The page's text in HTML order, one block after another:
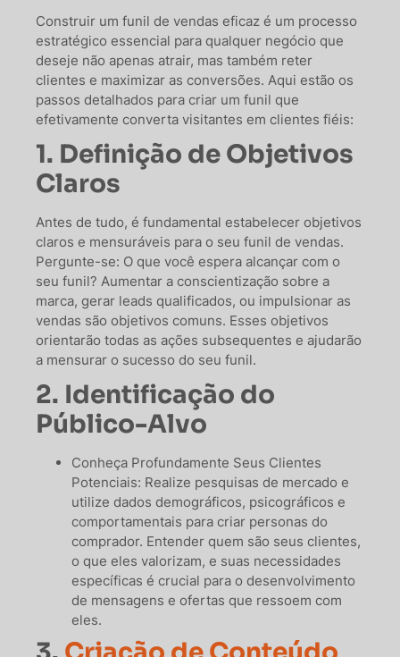
Construir um funil de vendas eficaz é um processo
estratégico essencial para qualquer negócio que
deseje não apenas atrair, mas também reter
clientes e maximizar as conversões. Aqui estão os
passos detalhados para criar um funil que
efetivamente converta visitantes em clientes fiéis:
1. Definição de Objetivos
Claros
Antes de tudo, é fundamental estabelecer objetivos
claros e mensuráveis para o seu funil de vendas.
Pergunte-se: O que você espera alcançar com o
seu funil? Aumentar a conscientização sobre a
marca, gerar leads qualificados, ou impulsionar as
vendas são objetivos comuns. Esses objetivos
orientarão todas as ações subsequentes e ajudarão
a mensurar o sucesso do seu funil.
2. Identificação do
Público-Alvo
Conheça Profundamente Seus Clientes
Potenciais: Realize pesquisas de mercado e
utilize dados demográficos, psicográficos e
comportamentais para criar personas do
comprador. Entender quem são seus clientes,
o que eles valorizam, e suas necessidades
específicas é crucial para o desenvolvimento
de mensagens e ofertas que ressoem com
eles.